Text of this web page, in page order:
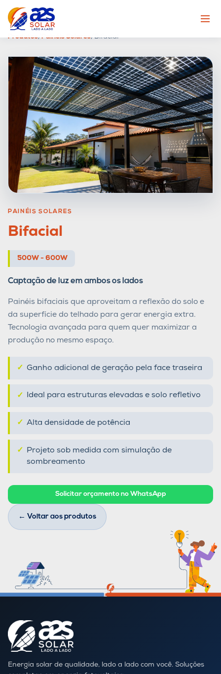
Produtos/Painéis Solares/Bifacial
PAINÉIS SOLARES
Bifacial
500W - 600W
Captação de luz em ambos os lados
Painéis bifaciais que aproveitam a reflexão do solo e
da superfície do telhado para gerar energia extra.
Tecnologia avançada para quem quer maximizar a
produção no mesmo espaço.
Ganho adicional de geração pela face traseira
Ideal para estruturas elevadas e solo refletivo
Alta densidade de potência
Projeto sob medida com simulação de
sombreamento
Solicitar orçamento no WhatsApp
← Voltar aos produtos
Energia solar de qualidade, lado a lado com você. Soluções